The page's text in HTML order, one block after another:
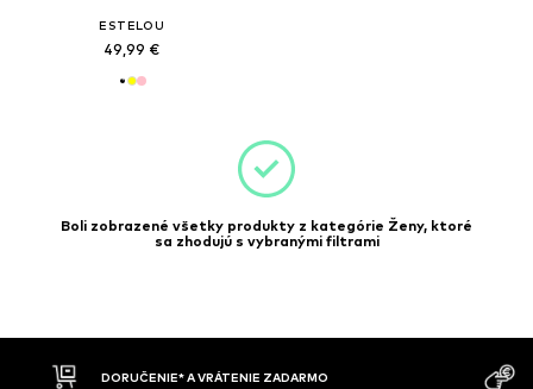
ESTELOU
49,99 €
Boli zobrazené všetky produkty z kategórie Ženy, ktoré
sa zhodujú s vybranými filtrami
DOBIERKA
MOŽNOSŤ